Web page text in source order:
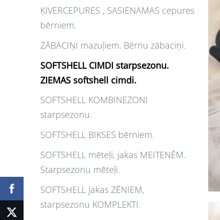
ĶIVERCEPURES , SASIENAMAS cepures
bērniem.
ZĀBACIŅI mazuļiem. Bērnu zābaciņi.
SOFTSHELL CIMDI starpsezonu.
ZIEMAS softshell cimdi.
SOFTSHELL KOMBINEZONI
starpsezonu.
SOFTSHELL BIKSES bērniem.
SOFTSHELL mēteļi, jakas MEITENĒM.
Starpsezonu mēteļi.
SOFTSHELL jakas ZĒNIEM,
starpsezonu KOMPLEKTI.